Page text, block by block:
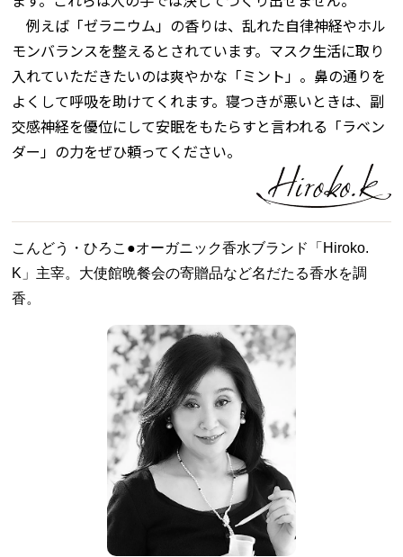
例えば「ゼラニウム」の香りは、乱れた自律神経やホル
モンバランスを整えるとされています。マスク生活に取り
入れていただきたいのは爽やかな「ミント」。鼻の通りを
よくして呼吸を助けてくれます。寝つきが悪いときは、副
交感神経を優位にして安眠をもたらすと言われる「ラベン
ダー」の力をぜひ頼ってください。
こんどう・ひろこ●オーガニック香水ブランド「Hiroko.
K」主宰。大使館晩餐会の寄贈品など名だたる香水を調
香。